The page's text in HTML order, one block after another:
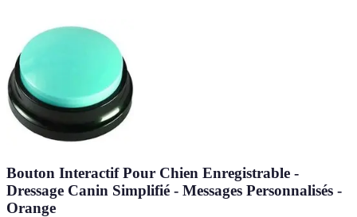
Bouton Interactif Pour Chien Enregistrable -
Dressage Canin Simplifié - Messages Personnalisés -
Orange